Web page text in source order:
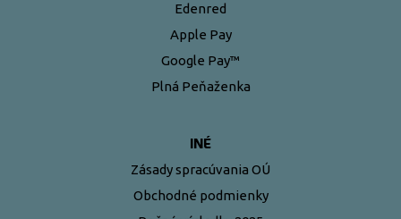
Edenred
Apple Pay
Google Pay™
Plná Peňaženka
INÉ
Zásady spracúvania OÚ
Obchodné podmienky